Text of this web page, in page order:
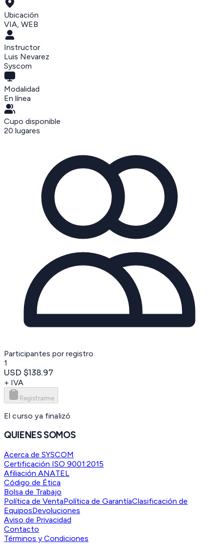
Ubicación
VIA WEB
Instructor
Luis Nevarez
Syscom
Modalidad
En línea
Cupo disponible
20 lugares
Participantes por registro
1
USD $138.97
+ IVA
Registrarme
El curso ya finalizó
QUIENES SOMOS
Acerca de SYSCOM
Certificación ISO 9001:2015
Afiliación ANATEL
Código de Ética
Bolsa de Trabajo
Política de VentaPolítica de GarantíaClasificación de
EquiposDevoluciones
Aviso de Privacidad
Contacto
Términos y Condiciones